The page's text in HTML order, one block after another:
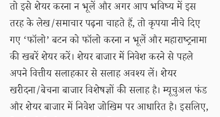
तो इसे शेयर करना न भूलें और अगर आप भविष्य में इस
तरह के लेख/समाचार पढ़ना चाहते हैं, तो कृपया नीचे दिए
गए ‘फॉलो’ बटन को फॉलो करना न भूलें और महाराष्ट्रनामा
की खबरें शेयर करें। शेयर बाजार में निवेश करने से पहले
अपने वित्तीय सलाहकार से सलाह अवश्य लें। शेयर
खरीदना/बेचना बाजार विशेषज्ञों की सलाह है। म्यूचुअल फंड
और शेयर बाजार में निवेश जोखिम पर आधारित है। इसलिए,